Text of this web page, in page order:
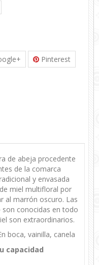
Pinterest
de abeja procedente
de la comarca
y envasada
miel multifloral por
al marrón oscuro. Las
son conocidas en todo
son extraordinarios.
boca, vainilla, canela
capacidad